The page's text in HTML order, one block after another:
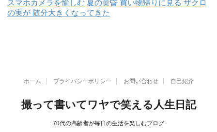
スマホカメラを愉しむ 夏の黄昏 買い物帰りに見る ザクロ
の実が 随分大きくなってきた
ホーム プライバシーポリシー お問い合わせ 自己紹介
撮って書いてワヤで笑える人生日記
70代の高齢者が毎日の生活を楽しむブログ